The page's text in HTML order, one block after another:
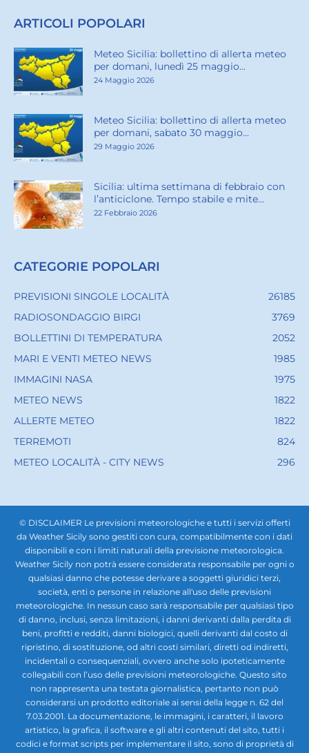
ARTICOLI POPOLARI
Meteo Sicilia: bollettino di allerta meteo
per domani, lunedì 25 maggio...
24 Maggio 2026
Meteo Sicilia: bollettino di allerta meteo
per domani, sabato 30 maggio...
29 Maggio 2026
Sicilia: ultima settimana di febbraio con
l’anticiclone. Tempo stabile e mite...
22 Febbraio 2026
CATEGORIE POPOLARI
PREVISIONI SINGOLE LOCALITÀ
26185
RADIOSONDAGGIO BIRGI
3769
BOLLETTINI DI TEMPERATURA
2052
MARI E VENTI METEO NEWS
1985
IMMAGINI NASA
1975
METEO NEWS
1822
ALLERTE METEO
1822
TERREMOTI
824
METEO LOCALITÀ - CITY NEWS
296
© DISCLAIMER Le previsioni meteorologiche e tutti i servizi offerti
da Weather Sicily sono gestiti con cura, compatibilmente con i dati
disponibili e con i limiti naturali della previsione meteorologica.
Weather Sicily non potrà essere considerata responsabile per ogni o
qualsiasi danno che potesse derivare a soggetti giuridici terzi,
società, enti o persone in relazione all'uso delle previsioni
meteorologiche. In nessun caso sarà responsabile per qualsiasi tipo
di danno, inclusi, senza limitazioni, i danni derivanti dalla perdita di
beni, profitti e redditi, danni biologici, quelli derivanti dal costo di
ripristino, di sostituzione, od altri costi similari, diretti od indiretti,
incidentali o consequenziali, ovvero anche solo ipoteticamente
collegabili con l’uso delle previsioni meteorologiche. Questo sito
non rappresenta una testata giornalistica, pertanto non può
considerarsi un prodotto editoriale ai sensi della legge n. 62 del
7.03.2001. La documentazione, le immagini, i caratteri, il lavoro
artistico, la grafica, il software e gli altri contenuti del sito, tutti i
codici e format scripts per implementare il sito, sono di proprietà di